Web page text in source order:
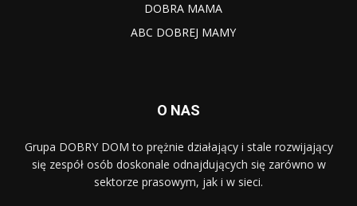
DOBRA MAMA
ABC DOBREJ MAMY
O NAS
Grupa DOBRY DOM to prężnie działający i stale rozwijający
się zespół osób doskonale odnajdujących się zarówno w
sektorze prasowym, jak i w sieci.